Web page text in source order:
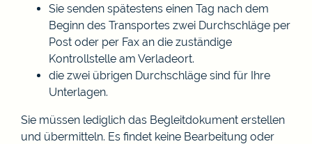
Sie senden spätestens einen Tag nach dem
Beginn des Transportes zwei Durchschläge per
Post oder per Fax an die zuständige
Kontrollstelle am Verladeort.
die zwei übrigen Durchschläge sind für Ihre
Unterlagen.
Sie müssen lediglich das Begleitdokument erstellen
und übermitteln. Es findet keine Bearbeitung oder